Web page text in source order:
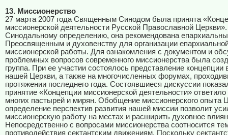
13. Миссионерство
27 марта 2007 года Священным Синодом была принята
миссионерской деятельности Русской Православной
Синодальному определению, она рекомендована
Преосвященным и духовенству для организации
миссионерской работы. Для ознакомления с документом и
проблемных вопросов современного миссионерства была
группа. При ее участии состоялось представление концепции
нашей Церкви, а также на многочисленных форумах,
протяжении последнего года. Состоявшиеся дискуссии
принятие «Концепции миссионерской деятельности»
многих пастырей и мирян. Обобщение миссионерского опыта
определение перспектив развития нашей миссии позволит
миссионерскую работу на местах и расширить духовное
Непосредственно с вопросами миссионерства соотносится
противодействия сектантским движениям. Поскольку